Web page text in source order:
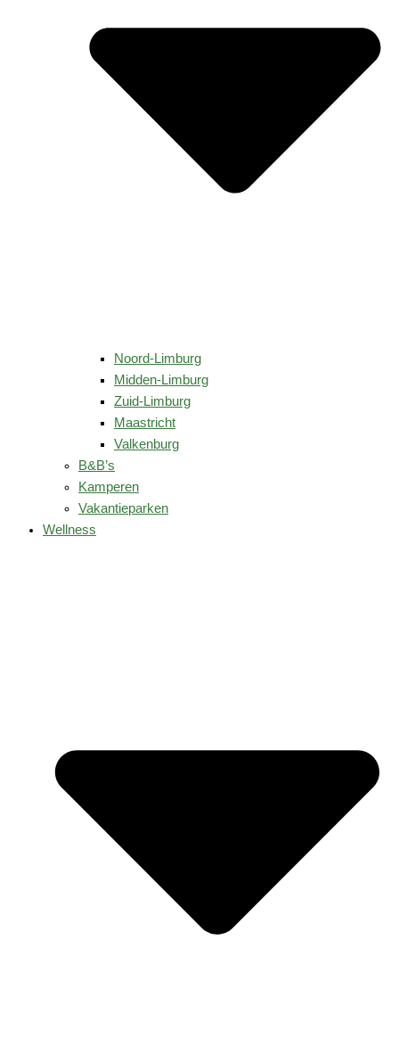
Noord-Limburg
Midden-Limburg
Zuid-Limburg
Maastricht
Valkenburg
B&B’s
Kamperen
Vakantieparken
Wellness